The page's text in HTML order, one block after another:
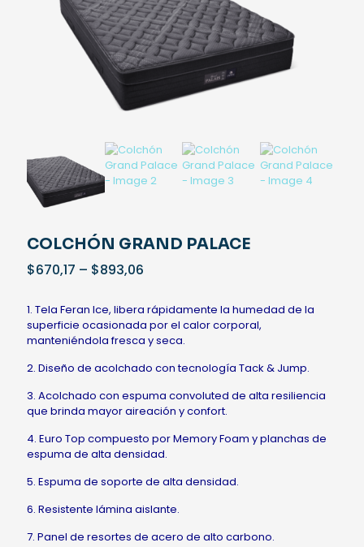
COLCHÓN GRAND PALACE
$670,17 – $893,06
through
$893,06
1. Tela Feran Ice, libera rápidamente la humedad de la
superficie ocasionada por el calor corporal,
manteniéndola fresca y seca.
2. Diseño de acolchado con tecnología Tack & Jump.
3. Acolchado con espuma convoluted de alta resiliencia
que brinda mayor aireación y confort.
4. Euro Top compuesto por Memory Foam y planchas de
espuma de alta densidad.
5. Espuma de soporte de alta densidad.
6. Resistente lámina aislante.
7. Panel de resortes de acero de alto carbono.